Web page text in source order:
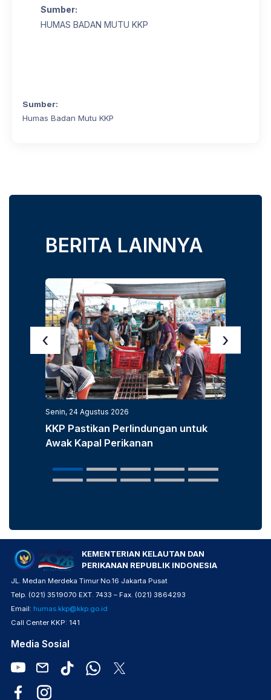
Sumber:
HUMAS BADAN MUTU KKP
Sumber:
Humas Badan Mutu KKP
BERITA LAINNYA
Senin, 24 Agustus 2026
KKP Pastikan Perlindungan untuk
Awak Kapal Perikanan
‹ ›
KEMENTERIAN KELAUTAN DAN
PERIKANAN REPUBLIK INDONESIA
JL. Medan Merdeka Timur No.16 Jakarta Pusat
Telp. (021) 3519070 EXT. 7433 – Fax. (021) 3864293
Email: humas.kkp@kkp.go.id
Call Center KKP: 141
Media Sosial